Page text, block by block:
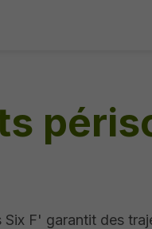
Six F' garantit des